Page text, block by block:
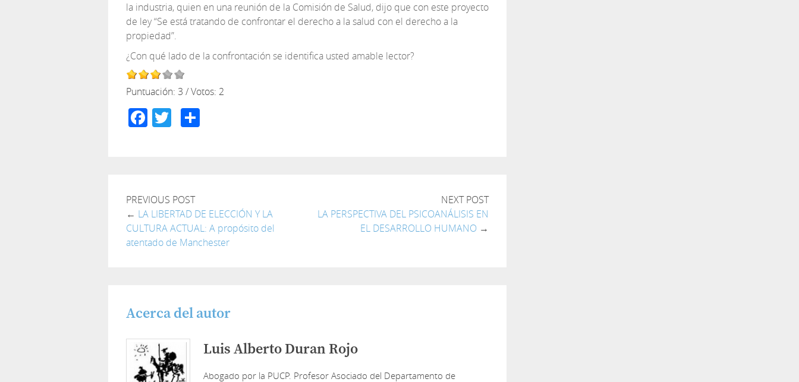
la industria, quien en una reunión de la Comisión de Salud, dijo que con este proyecto
de ley “Se está tratando de confrontar el derecho a la salud con el derecho a la
propiedad”.
¿Con qué lado de la confrontación se identifica usted amable lector?
Puntuación: 3 / Votos: 2
Facebook
Twitter
PREVIOUS POST
← LA LIBERTAD DE ELECCIÓN Y LA
CULTURA ACTUAL: A propósito del
atentado de Manchester
NEXT POST
LA PERSPECTIVA DEL PSICOANÁLISIS EN
EL DESARROLLO HUMANO →
Acerca del autor
Luis Alberto Duran Rojo
Abogado por la PUCP. Profesor Asociado del Departamento de